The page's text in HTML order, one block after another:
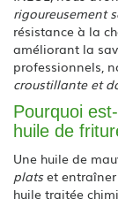
rigoureusement
résistance à la
améliorant la
professionnels,
croustillante et
Pourquoi
huile de
Une huile de
platset entraîner
huile traitée